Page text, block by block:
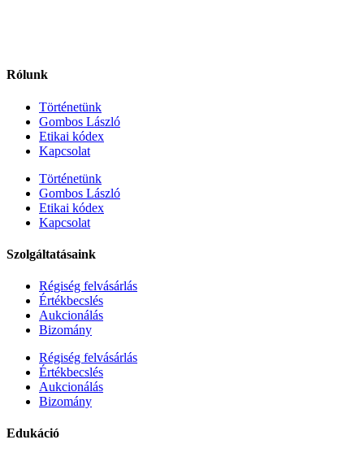
Rólunk
Történetünk
Gombos László
Etikai kódex
Kapcsolat
Történetünk
Gombos László
Etikai kódex
Kapcsolat
Szolgáltatásaink
Régiség felvásárlás
Értékbecslés
Aukcionálás
Bizomány
Régiség felvásárlás
Értékbecslés
Aukcionálás
Bizomány
Edukáció